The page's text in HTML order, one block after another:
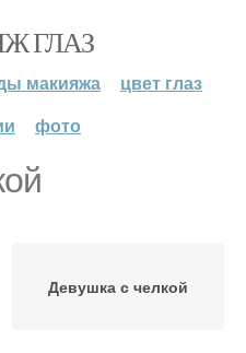
ГЛАЗ
макияжа
цвет глаз
фото
Девушка с челкой